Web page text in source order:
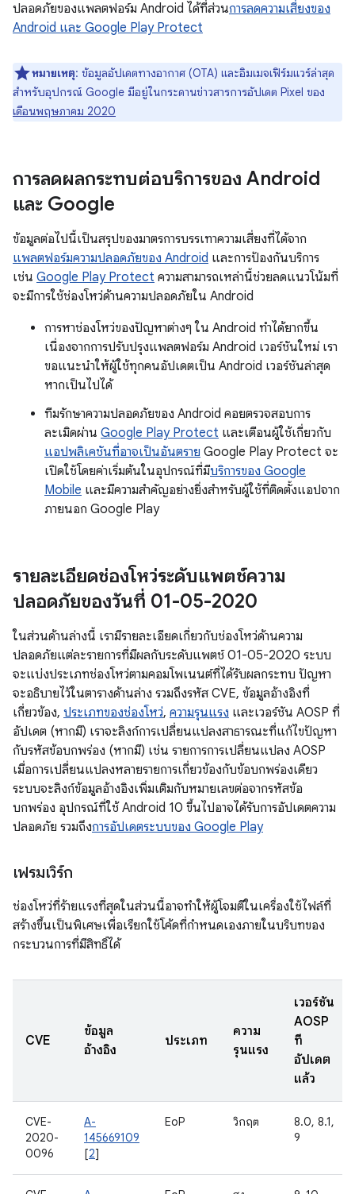
ปลอดภัยของแพลตฟอร์ม Android ได้ที่ส่วนการลดความเสี่ยงของ
Android และ Google Play Protect
หมายเหตุ: ข้อมูลอัปเดตทางอากาศ (OTA) และอิมเมจเฟิร์มแวร์ล่าสุด
สำหรับอุปกรณ์ Google มีอยู่ในกระดานข่าวสารการอัปเดต Pixel ของ
เดือนพฤษภาคม 2020
การลดผลกระทบต่อบริการของ Android
และ Google
ข้อมูลต่อไปนี้เป็นสรุปของมาตรการบรรเทาความเสี่ยงที่ได้จาก
แพลตฟอร์มความปลอดภัยของ Android และการป้องกันบริการ
เช่น Google Play Protect ความสามารถเหล่านี้ช่วยลดแนวโน้มที่
จะมีการใช้ช่องโหว่ด้านความปลอดภัยใน Android
การหาช่องโหว่ของปัญหาต่างๆ ใน Android ทำได้ยากขึ้น
เนื่องจากการปรับปรุงแพลตฟอร์ม Android เวอร์ชันใหม่ เรา
ขอแนะนำให้ผู้ใช้ทุกคนอัปเดตเป็น Android เวอร์ชันล่าสุด
หากเป็นไปได้
ทีมรักษาความปลอดภัยของ Android คอยตรวจสอบการ
ละเมิดผ่าน Google Play Protect และเตือนผู้ใช้เกี่ยวกับ
แอปพลิเคชันที่อาจเป็นอันตราย Google Play Protect จะ
เปิดใช้โดยค่าเริ่มต้นในอุปกรณ์ที่มีบริการของ Google
Mobile และมีความสำคัญอย่างยิ่งสำหรับผู้ใช้ที่ติดตั้งแอปจาก
ภายนอก Google Play
รายละเอียดช่องโหว่ระดับแพตช์ความ
ปลอดภัยของวันที่ 01-05-2020
ในส่วนด้านล่างนี้ เรามีรายละเอียดเกี่ยวกับช่องโหว่ด้านความ
ปลอดภัยแต่ละรายการที่มีผลกับระดับแพตช์ 01-05-2020 ระบบ
จะแบ่งประเภทช่องโหว่ตามคอมโพเนนต์ที่ได้รับผลกระทบ ปัญหา
จะอธิบายไว้ในตารางด้านล่าง รวมถึงรหัส CVE, ข้อมูลอ้างอิงที่
เกี่ยวข้อง, ประเภทของช่องโหว่, ความรุนแรง และเวอร์ชัน AOSP ที่
อัปเดต (หากมี) เราจะลิงก์การเปลี่ยนแปลงสาธารณะที่แก้ไขปัญหา
กับรหัสข้อบกพร่อง (หากมี) เช่น รายการการเปลี่ยนแปลง AOSP
เมื่อการเปลี่ยนแปลงหลายรายการเกี่ยวข้องกับข้อบกพร่องเดียว
ระบบจะลิงก์ข้อมูลอ้างอิงเพิ่มเติมกับหมายเลขต่อจากรหัสข้อ
บกพร่อง อุปกรณ์ที่ใช้ Android 10 ขึ้นไปอาจได้รับการอัปเดตความ
ปลอดภัย รวมถึงการอัปเดตระบบของ Google Play
เฟรมเวิร์ก
ช่องโหว่ที่ร้ายแรงที่สุดในส่วนนี้อาจทำให้ผู้โจมตีในเครื่องใช้ไฟล์ที่
สร้างขึ้นเป็นพิเศษเพื่อเรียกใช้โค้ดที่กำหนดเองภายในบริบทของ
กระบวนการที่มีสิทธิ์ได้
CVE
ข้อมูล
อ้างอิง
ประเภท
ความ
รุนแรง
เวอร์ชัน
AOSP
ที่
อัปเดต
แล้ว
CVE-
2020-
0096
A-
145669109
[2]
EoP วิกฤต
8.0, 8.1,
9